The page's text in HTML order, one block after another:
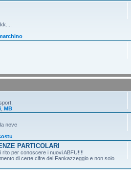
MB
neve
PARTICOLARI
rito per conoscere i nuovi ABFU!!!!
di certe cifre del Fankazzeggio e non solo.....